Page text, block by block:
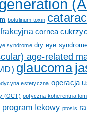
botulinum toxin
cornea
syndrome dry eye
age-related
glaucoma
estetyczna operacja
(OCT) optyczna koherentna
program lekowy ptosis